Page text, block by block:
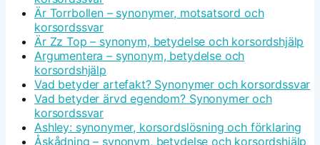
Är Torrbollen – synonymer, motsatsord och
korsordssvar
Är Zz Top – synonym, betydelse och korsordshjälp
Argumentera – synonym, betydelse och
korsordshjälp
Vad betyder artefakt? Synonymer och korsordssvar
Vad betyder ärvd egendom? Synonymer och
korsordssvar
Ashley: synonymer, korsordslösning och förklaring
Åskådning – synonym, betydelse och korsordshjälp